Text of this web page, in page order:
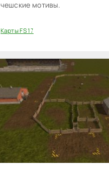
чешские мотивы.
Карты FS 17